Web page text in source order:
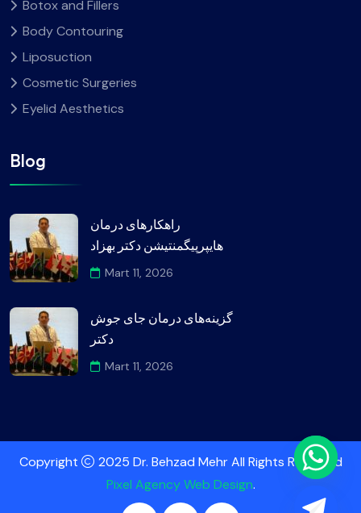
Botox and Fillers
Body Contouring
Liposuction
Cosmetic Surgeries
Eyelid Aesthetics
Blog
راهکارهای درمان
هایپرپیگمنتیشن دکتر بهزاد
Mart 11, 2026
گزینه‌های درمان جای جوش
دکتر
Mart 11, 2026
Copyright
2025 Dr. Behzad Mehr All Rights Reserved
Pixel Agency Web Design.